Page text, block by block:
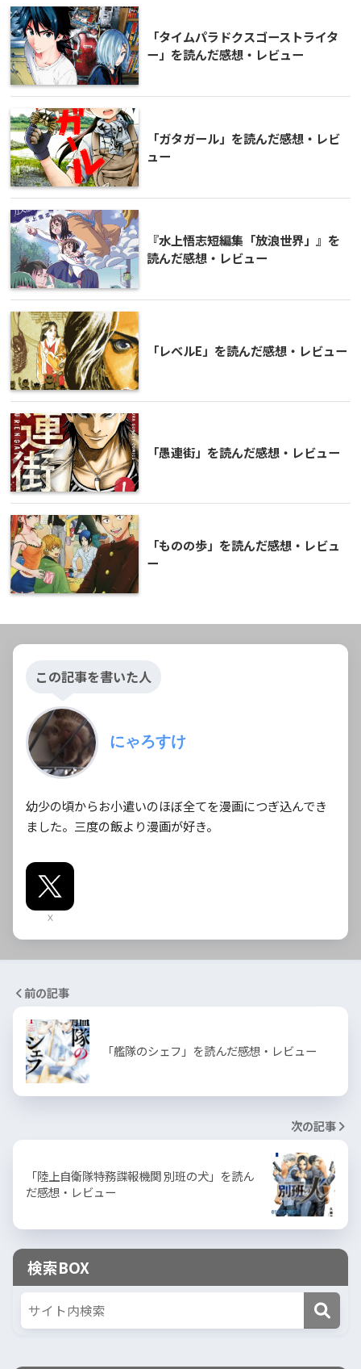
「タイムパラドクスゴーストライタ
ー」を読んだ感想・レビュー
「ガタガール」を読んだ感想・レビ
ュー
『水上悟志短編集「放浪世界」』を
読んだ感想・レビュー
「レベルE」を読んだ感想・レビュー
「愚連街」を読んだ感想・レビュー
「ものの歩」を読んだ感想・レビュ
ー
この記事を書いた人
にゃろすけ
幼少の頃からお小遣いのほぼ全てを漫画につぎ込んでき
ました。三度の飯より漫画が好き。
X
前の記事
「艦隊のシェフ」を読んだ感想・レビュー
次の記事
「陸上自衛隊特務諜報機関 別班の犬」を読ん
だ感想・レビュー
検索BOX